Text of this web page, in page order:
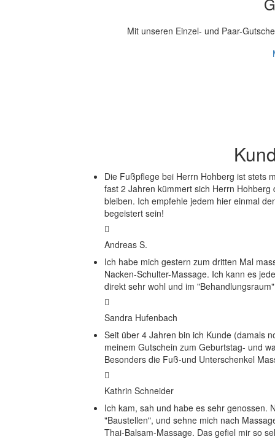
Mit unseren Einzel- und Paar-
Die Fußpflege bei Herrn Hohberg ist stets
fast 2 Jahren kümmert sich Herrn
bleiben. Ich empfehle jedem hier einmal
begeistert sein!
Andreas S.
Ich habe mich gestern zum dritten Mal
Nacken-Schulter-Massage. Ich kann es
direkt sehr wohl und im
Sandra Hufenbach
Seit über 4 Jahren bin ich Kunde (damals
meinem Gutschein zum Geburtstag- und
Besonders die Fuß-und Unterschenkel
Kathrin Schneider
Ich kam, sah und habe es sehr genossen.
"Baustellen", und sehne mich nach
Thai-Balsam-Massage. Das gefiel mir so